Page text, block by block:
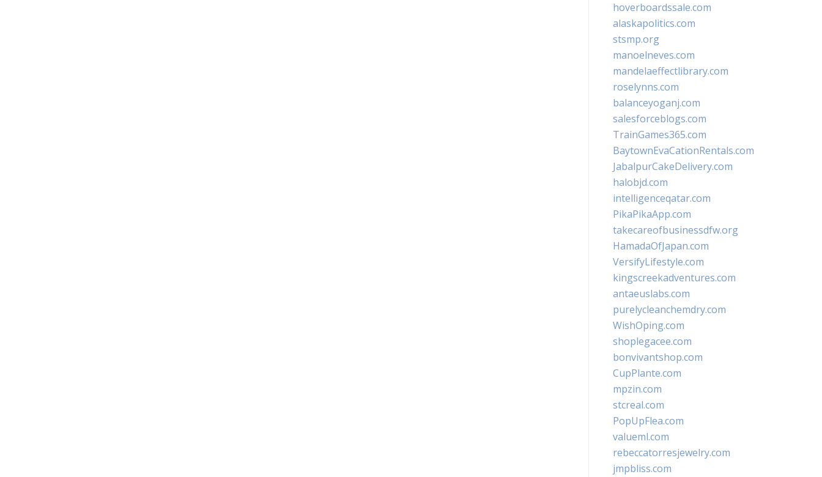
hoverboardssale.com
alaskapolitics.com
stsmp.org
manoelneves.com
mandelaeffectlibrary.com
roselynns.com
balanceyoganj.com
salesforceblogs.com
TrainGames365.com
BaytownEvaCationRentals.com
JabalpurCakeDelivery.com
halobjd.com
intelligenceqatar.com
PikaPikaApp.com
takecareofbusinessdfw.org
HamadaOfJapan.com
VersifyLifestyle.com
kingscreekadventures.com
antaeuslabs.com
purelycleanchemdry.com
WishOping.com
shoplegacee.com
bonvivantshop.com
CupPlante.com
mpzin.com
stcreal.com
PopUpFlea.com
valueml.com
rebeccatorresjewelry.com
jmpbliss.com